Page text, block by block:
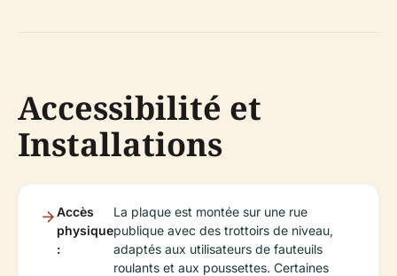
Accessibilité et
Installations
Accès
physique
:
La plaque est montée sur une rue
publique avec des trottoirs de niveau,
adaptés aux utilisateurs de fauteuils
roulants et aux poussettes. Certaines